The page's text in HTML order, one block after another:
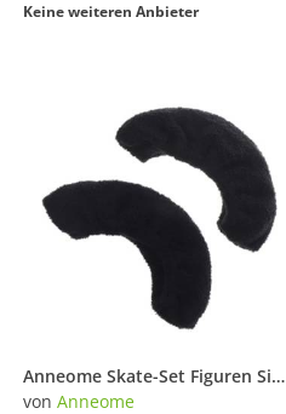
Keine weiteren Anbieter
Anneome Skate-Set Figuren Sie Skatenzubehör Skate -Stiefelabdeckungen Schlittschuhe Männer Farbe Eisschuh für Eiswächter Skatezubehör Eislauf Schlittschuhwächter Schlittschuhschutz Schwarz
von Anneome